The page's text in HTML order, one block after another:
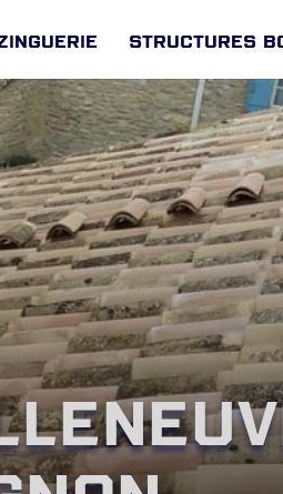
Structures